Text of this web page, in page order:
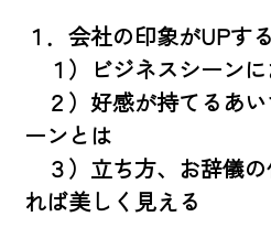
１．会社の印象がUPす
１）ビジネスシーン
２）好感が持てるあ
ーンとは
３）立ち方、お辞儀
れば美しく見える